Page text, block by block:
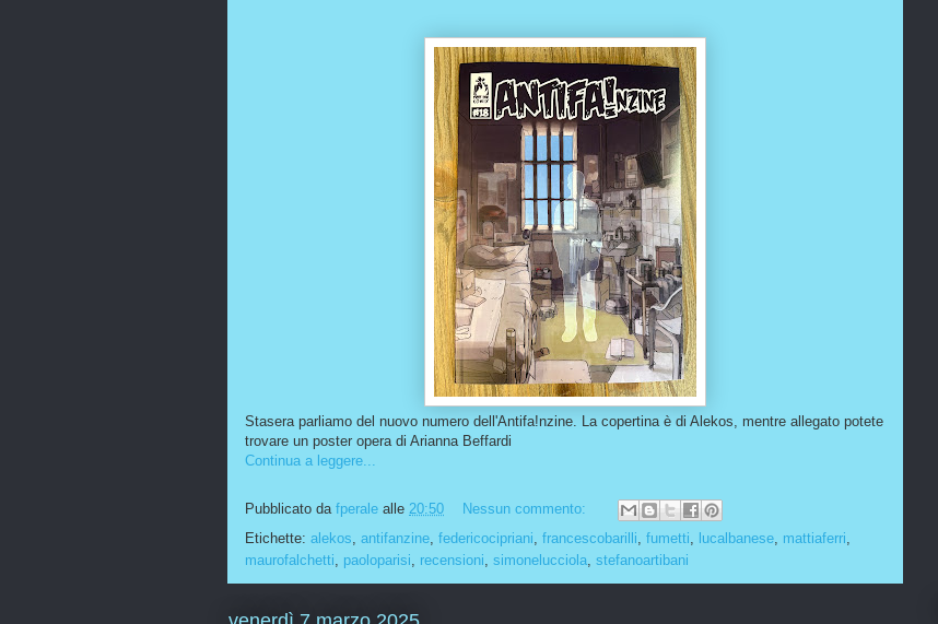
Stasera parliamo del nuovo numero dell'Antifa!nzine. La copertina è di Alekos, mentre allegato potete
trovare un poster opera di Arianna Beffardi
Continua a leggere...
Pubblicato da fperale alle 20:50
Nessun commento:
Etichette: alekos antifanzine federicocipriani francescobarilli fumetti lucalbanese mattiaferri
maurofalchetti
paoloparisi recensioni simonelucciola stefanoartibani